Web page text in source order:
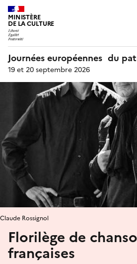
MINISTÈRE
DE LA CULTURE
Journées européennes du
19 et 20 septembre 2026
Florilège de
françaises
Claude Rossignol